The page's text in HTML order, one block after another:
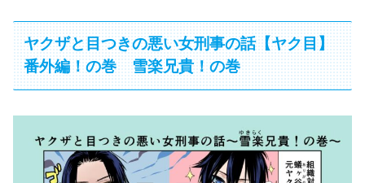
ヤクザと目つきの悪い女刑事の話【ヤク目】
番外編！の巻 雪楽兄貴！の巻